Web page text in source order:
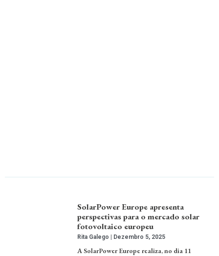
SolarPower Europe apresenta
perspectivas para o mercado solar
fotovoltaico europeu
Rita Galego Dezembro 5, 2025
A SolarPower Europe realiza, no dia 11